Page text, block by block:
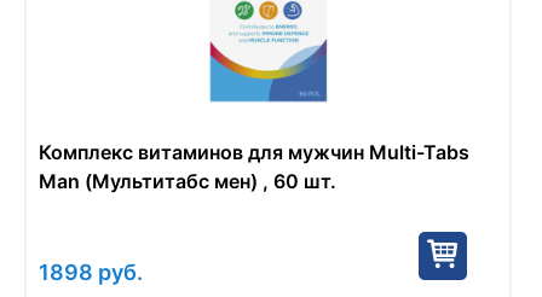
Комплекс витаминов для мужчин Multi-Tabs
Man (Мультитабс мен) , 60 шт.
1898 руб.